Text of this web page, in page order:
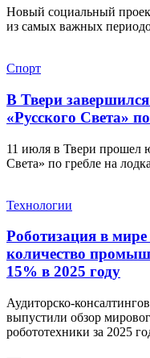
Новый социальный
из самых важных
Спорт
В Твери
«Русского Света»
11 июля в Твери прошел
Света» по гребле на
Технологии
Роботизация в
количество
15% в 2025 году
Аудиторско-
выпустили обзор
робототехники за 2025